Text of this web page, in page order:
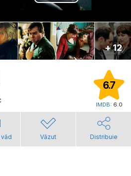
+ 12
6.7
IMDB: 6.0
Văzut Distribuie